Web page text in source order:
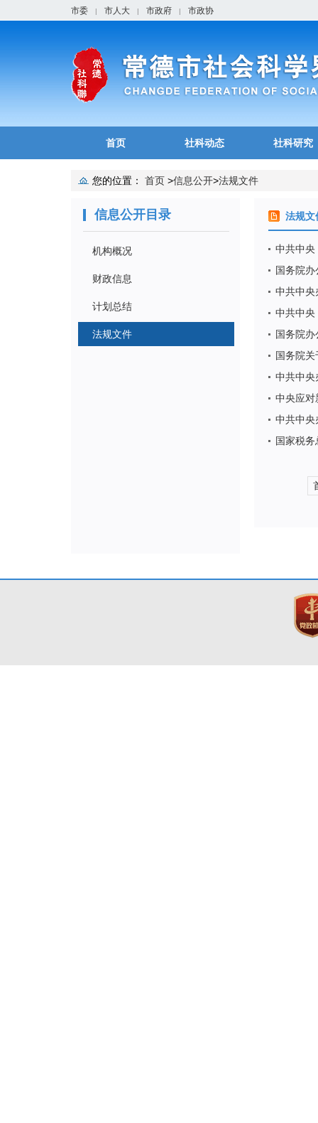
市委 | 市人大 | 市政府 | 市政协
首页 社科动态 社科研究
您的位置： 首页 >信息公开>法规文件
信息公开目录
机构概况
财政信息
计划总结
法规文件
法规文
中共中央
国务院
中共中央
中共中央
国务院
国务院
中共中央
中央应
中共中央
国家税